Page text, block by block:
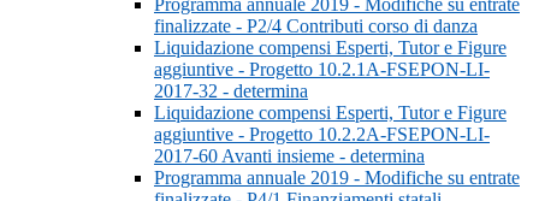
Programma annuale 2019 - Modifiche su entrate
finalizzate - P2/4 Contributi corso di danza
Liquidazione compensi Esperti, Tutor e Figure
aggiuntive - Progetto 10.2.1A-FSEPON-LI-
2017-32 - determina
Liquidazione compensi Esperti, Tutor e Figure
aggiuntive - Progetto 10.2.2A-FSEPON-LI-
2017-60 Avanti insieme - determina
Programma annuale 2019 - Modifiche su entrate